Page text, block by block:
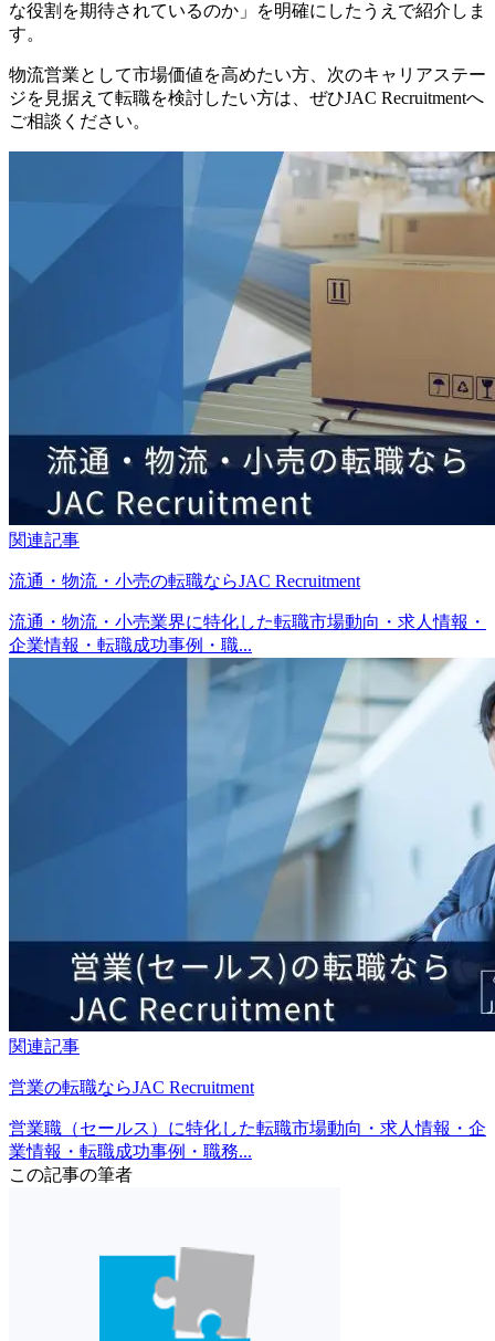
な役割を期待されているのか」を明確にしたうえで紹介しま
す。
物流営業として市場価値を高めたい方、次のキャリアステー
ジを見据えて転職を検討したい方は、ぜひJAC Recruitmentへ
ご相談ください。
関連記事
流通・物流・小売の転職ならJAC Recruitment
流通・物流・小売業界に特化した転職市場動向・求人情報・
企業情報・転職成功事例・職...
関連記事
営業の転職ならJAC Recruitment
営業職（セールス）に特化した転職市場動向・求人情報・企
業情報・転職成功事例・職務...
この記事の筆者